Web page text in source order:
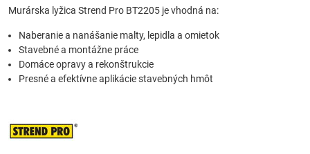
Murárska lyžica Strend Pro BT2205 je vhodná na:
Naberanie a nanášanie malty, lepidla a omietok
Stavebné a montážne práce
Domáce opravy a rekonštrukcie
Presné a efektívne aplikácie stavebných hmôt